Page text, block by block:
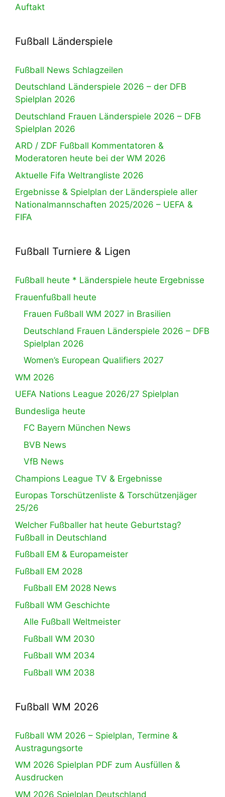
Auftakt
Fußball Länderspiele
Fußball News Schlagzeilen
Deutschland Länderspiele 2026 – der DFB
Spielplan 2026
Deutschland Frauen Länderspiele 2026 – DFB
Spielplan 2026
ARD / ZDF Fußball Kommentatoren &
Moderatoren heute bei der WM 2026
Aktuelle Fifa Weltrangliste 2026
Ergebnisse & Spielplan der Länderspiele aller
Nationalmannschaften 2025/2026 – UEFA &
FIFA
Fußball Turniere & Ligen
Fußball heute * Länderspiele heute Ergebnisse
Frauenfußball heute
Frauen Fußball WM 2027 in Brasilien
Deutschland Frauen Länderspiele 2026 – DFB
Spielplan 2026
Women’s European Qualifiers 2027
WM 2026
UEFA Nations League 2026/27 Spielplan
Bundesliga heute
FC Bayern München News
BVB News
VfB News
Champions League TV & Ergebnisse
Europas Torschützenliste & Torschützenjäger
25/26
Welcher Fußballer hat heute Geburtstag?
Fußball in Deutschland
Fußball EM & Europameister
Fußball EM 2028
Fußball EM 2028 News
Fußball WM Geschichte
Alle Fußball Weltmeister
Fußball WM 2030
Fußball WM 2034
Fußball WM 2038
Fußball WM 2026
Fußball WM 2026 – Spielplan, Termine &
Austragungsorte
WM 2026 Spielplan PDF zum Ausfüllen &
Ausdrucken
WM 2026 Spielplan Deutschland